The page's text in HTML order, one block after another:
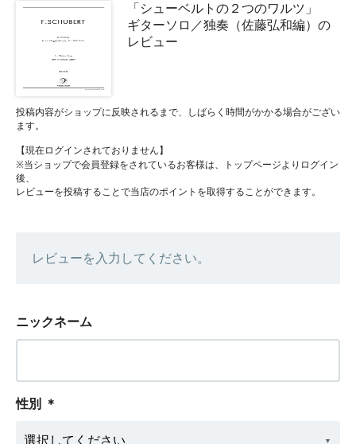
「シューベルトの２つのワルツ」
ギターソロ／独奏（佐藤弘和編）の
レビュー
投稿内容がショップに反映されるまで、しばらく時間がかかる場合がござい
ます。
【現在ログインされておりません】
※当ショップで会員登録をされているお客様は、トップページよりログイン
後、
レビューを投稿することで当店のポイントを取得することができます。
レビューを入力してください。
ニックネーム
性別 ＊